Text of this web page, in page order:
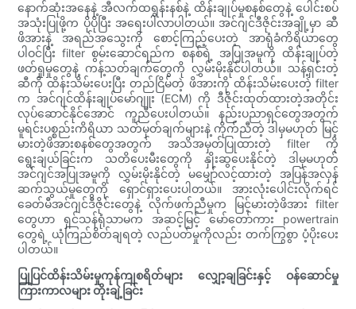
နောက်ဆုံးအနေနဲ့ အီလက်ထရွန်းနစ်နဲ့ ထိန်းချုပ်မှုစနစ်တွေနဲ့ ပေါင်းစပ်
အသုံးပြုဖို့က ပိုပိုပြီး အရေးပါလာပါတယ်။ အင်ဂျင်ဒီဇိုင်းအချို့မှာ ဆီ
ဖိအားနဲ့ အရည်အသွေးကို စောင့်ကြည့်ပေးတဲ့ အာရုံခံကိရိယာတွေ
ပါဝင်ပြီး filter စွမ်းဆောင်ရည်က စနစ်ရဲ့ အပြုအမူကို ထိန်းချုပ်တဲ့
ဖတ်ရှုမှုတွေနဲ့ ကန့်သတ်ချက်တွေကို လွှမ်းမိုးနိုင်ပါတယ်။ သန့်ရှင်းတဲ့
ဆီကို ထိန်းသိမ်းပေးပြီး တည်ငြိမ်တဲ့ ဖိအားကို ထိန်းသိမ်းပေးတဲ့ filter
က အင်ဂျင်ထိန်းချုပ်မော်ဂျူး (ECM) ကို ဒီဇိုင်းထုတ်ထားတဲ့အတိုင်း
လုပ်ဆောင်နိုင်အောင် ကူညီပေးပါတယ်။ နည်းပညာရှင်တွေအတွက်
မူရင်းပစ္စည်းကိရိယာ သတ်မှတ်ချက်များနဲ့ ကိုက်ညီတဲ့ ဒါမှမဟုတ် မြင့်
မားတဲ့ဖိအားစနစ်တွေအတွက် အသိအမှတ်ပြုထားတဲ့ filter ကို
ရွေးချယ်ခြင်းက သတိပေးမီးတွေကို နှိုးဆွပေးနိုင်တဲ့ ဒါမှမဟုတ်
အင်ဂျင်အပြုအမူကို လွှမ်းမိုးနိုင်တဲ့ မမျှော်လင့်ထားတဲ့ အပြန်အလှန်
ဆက်သွယ်မှုတွေကို ရှောင်ရှားပေးပါတယ်။ အားလုံးပေါင်းလိုက်ရင်
ခေတ်မီအင်ဂျင်ဒီဇိုင်းတွေနဲ့ လိုက်ဖက်ညီမှုက မြင့်မားတဲ့ဖိအား filter
တွေဟာ ရှင်သန်ရုံသာမက အဆင့်မြင့် မော်တော်ကား powertrain
တွေရဲ့ ယုံကြည်စိတ်ချရတဲ့ လည်ပတ်မှုကိုလည်း တက်ကြွစွာ ပံ့ပိုးပေး
ပါတယ်။
ပြုပြင်ထိန်းသိမ်းမှုကုန်ကျစရိတ်များ လျှော့ချခြင်းနှင့် ဝန်ဆောင်မှု
ကြားကာလများ တိုးချဲ့ခြင်း